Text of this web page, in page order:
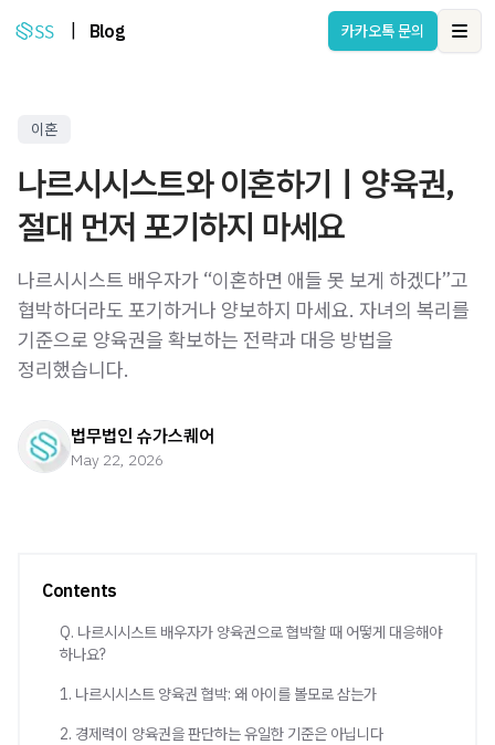
Blog 카카오톡 문의
이혼
나르시시스트와 이혼하기｜양육권,
절대 먼저 포기하지 마세요
나르시시스트 배우자가 “이혼하면 애들 못 보게 하겠다”고
협박하더라도 포기하거나 양보하지 마세요. 자녀의 복리를
기준으로 양육권을 확보하는 전략과 대응 방법을
정리했습니다.
법무법인 슈가스퀘어
May 22, 2026
Contents
Q. 나르시시스트 배우자가 양육권으로 협박할 때 어떻게 대응해야
하나요?
1. 나르시시스트 양육권 협박: 왜 아이를 볼모로 삼는가
2. 경제력이 양육권을 판단하는 유일한 기준은 아닙니다